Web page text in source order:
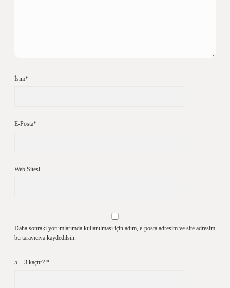
İsim*
E-Posta*
Web Sitesi
Daha sonraki yorumlarımda kullanılması için adım, e-posta adresim ve site adresim
bu tarayıcıya kaydedilsin.
5 + 3 kaçtır? *